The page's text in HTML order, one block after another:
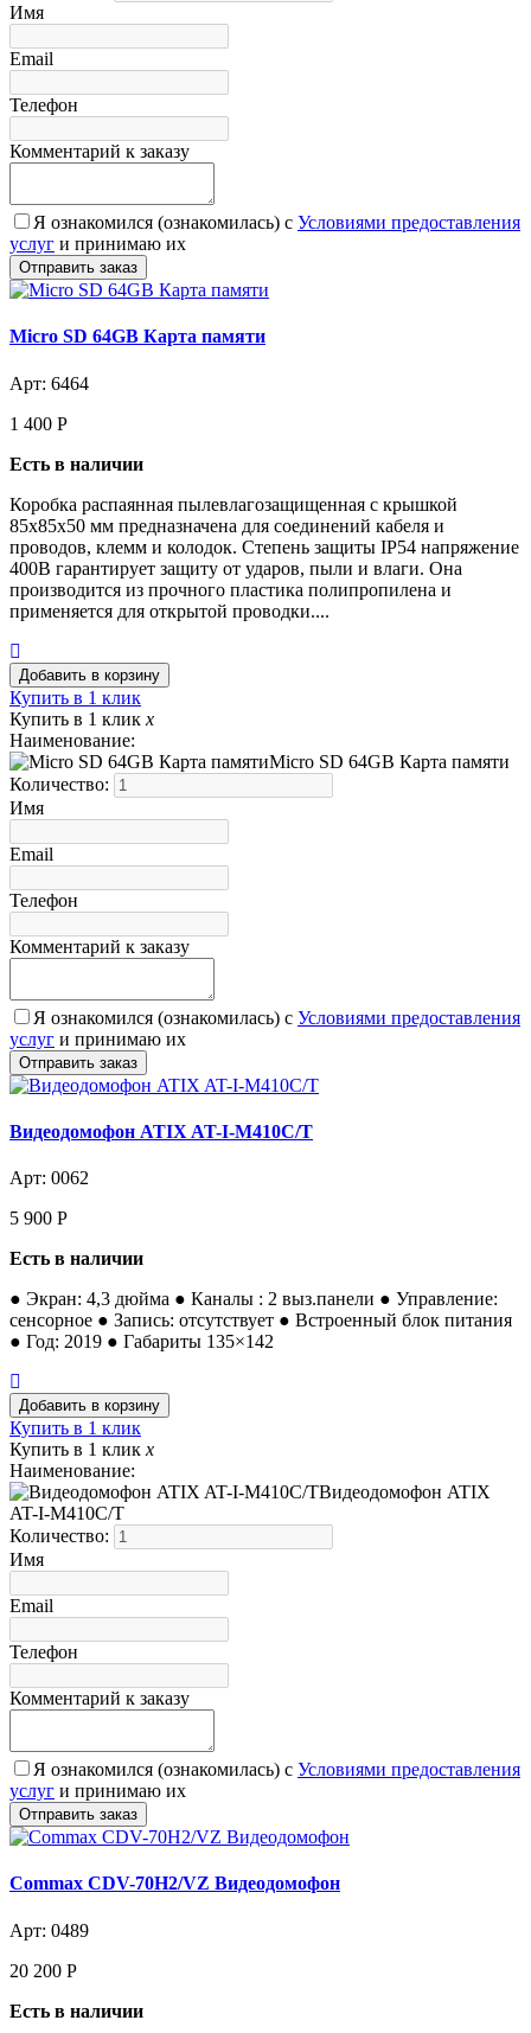
Имя
Email
Телефон
Комментарий к заказу
Я ознакомился (ознакомилась) с Условиями предоставления
услуг и принимаю их
Micro SD 64GB Карта памяти
Арт: 6464
1 400 Р
Есть в наличии
Коробка распаянная пылевлагозащищенная с крышкой
85х85х50 мм предназначена для соединений кабеля и
проводов, клемм и колодок. Степень защиты IP54 напряжение
400В гарантирует защиту от ударов, пыли и влаги. Она
производится из прочного пластика полипропилена и
применяется для открытой проводки....
Купить в 1 клик
Купить в 1 клик x
Наименование:
Micro SD 64GB Карта памяти
Количество:
Имя
Email
Телефон
Комментарий к заказу
Я ознакомился (ознакомилась) с Условиями предоставления
услуг и принимаю их
Видеодомофон ATIX AT-I-М410C/T
Арт: 0062
5 900 Р
Есть в наличии
● Экран: 4,3 дюйма ● Каналы : 2 выз.панели ● Управление:
сенсорное ● Запись: отсутствует ● Встроенный блок питания
● Год: 2019 ● Габариты 135×142
Купить в 1 клик
Купить в 1 клик x
Наименование:
Видеодомофон ATIX
AT-I-М410C/T
Количество:
Имя
Email
Телефон
Комментарий к заказу
Я ознакомился (ознакомилась) с Условиями предоставления
услуг и принимаю их
Commax CDV-70H2/VZ Видеодомофон
Арт: 0489
20 200 Р
Есть в наличии